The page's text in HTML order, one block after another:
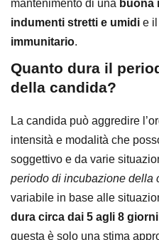
mantenimento di una buona
indumenti stretti e umidi e il
immunitario.
Quanto dura il
della candida?
La candida può aggredire
intensità e modalità che
soggettivo e da varie
periodo di incubazione della
variabile in base alle
dura circa dai 5 agli 8 giorni
questa è solo una stima